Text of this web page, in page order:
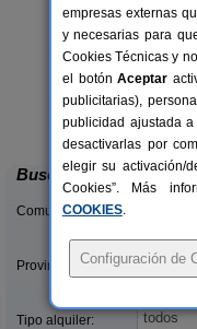
Casas
Formariz de
Buscar
Comunidades:
Provincias/Islas:
Tipo alquiler:
empresas externas
y necesarias para
Cookies Técnicas y
el botónAceptar
publicitarias),
publicidad ajustada
desactivarlas por
elegir su activación/
Cookies”. Más
COOKIES.